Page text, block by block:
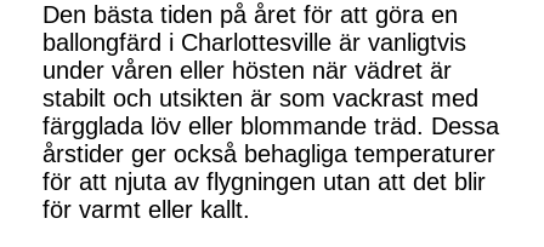
Den bästa tiden på året för att göra en
ballongfärd i Charlottesville är vanligtvis
under våren eller hösten när vädret är
stabilt och utsikten är som vackrast med
färgglada löv eller blommande träd. Dessa
årstider ger också behagliga temperaturer
för att njuta av flygningen utan att det blir
för varmt eller kallt.